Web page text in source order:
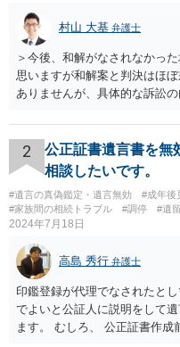
村山 大基 弁護士
＞今後、和解がなされなかっ
思いますが和解案と判決はほ
ありませんが、具体的な訴訟
わかっている代理人弁護士に
ってみましょう。 その上で、
決は（ケースによって程度の
す。 金額は適当ですが、例え
になりそうな場合、 そのまま
判決と変わらないなら払う側
のまま判決で１００万円支払
マシ」ということで、 合意の
は、判決になったらどうなり
欠ですので、 初めに述べた通
面談相談に行ってみることを
2
公正証書遺言書を無
相談したいです。
#遺言の真偽鑑定・遺言無効 #成年後
#家族間の相続トラブル
#調停 #遺
2024年7月18日
高島 秀行 弁護士
印鑑登録が代理でなされたと
でよいと公証人に説明をして
ます。 むしろ、 公正証書作